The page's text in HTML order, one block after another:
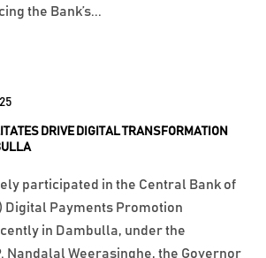
DRIVE DIGITAL TRANSFORMATION
participated in the Central Bank of
Digital Payments Promotion
in Dambulla, under the
Nandalal Weerasinghe, the Governor
the Bank’s...